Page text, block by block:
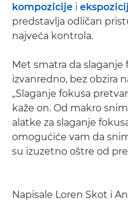
kompozicije i
predstavlja odličan
najveća kontrola.
Met smatra da slaganje
izvanredno, bez obzira
„Slaganje fokusa
kaže on. Od makro
alatke za slaganje
omogućiće vam da
su izuzetno oštre od
Napisale Loren Skot i